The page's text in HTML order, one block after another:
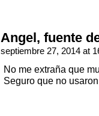
Angel, fuente
septiembre 27, 2014 at
No me extraña que
Seguro que no